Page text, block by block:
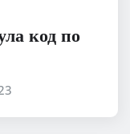
код по